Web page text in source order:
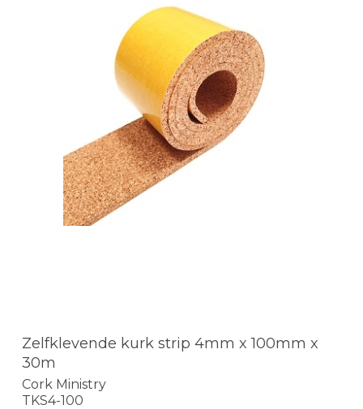
Zelfklevende kurk strip 4mm x 100mm x
30m
Cork Ministry
TKS4-100